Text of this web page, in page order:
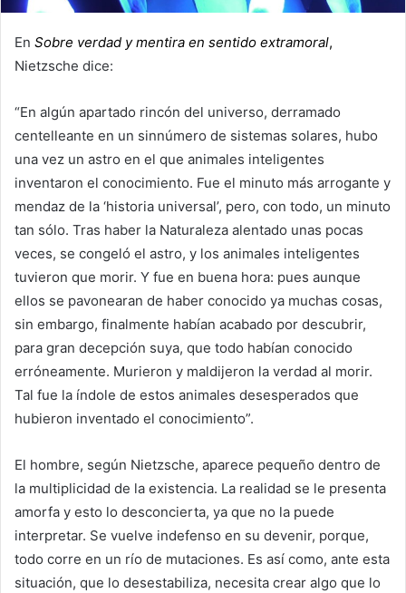
En Sobre verdad y mentira en sentido extramoral,
Nietzsche dice:
“En algún apartado rincón del universo, derramado
centelleante en un sinnúmero de sistemas solares, hubo
una vez un astro en el que animales inteligentes
inventaron el conocimiento. Fue el minuto más arrogante y
mendaz de la ‘historia universal’, pero, con todo, un minuto
tan sólo. Tras haber la Naturaleza alentado unas pocas
veces, se congeló el astro, y los animales inteligentes
tuvieron que morir. Y fue en buena hora: pues aunque
ellos se pavonearan de haber conocido ya muchas cosas,
sin embargo, finalmente habían acabado por descubrir,
para gran decepción suya, que todo habían conocido
erróneamente. Murieron y maldijeron la verdad al morir.
Tal fue la índole de estos animales desesperados que
hubieron inventado el conocimiento”.
El hombre, según Nietzsche, aparece pequeño dentro de
la multiplicidad de la existencia. La realidad se le presenta
amorfa y esto lo desconcierta, ya que no la puede
interpretar. Se vuelve indefenso en su devenir, porque,
todo corre en un río de mutaciones. Es así como, ante esta
situación, que lo desestabiliza, necesita crear algo que lo